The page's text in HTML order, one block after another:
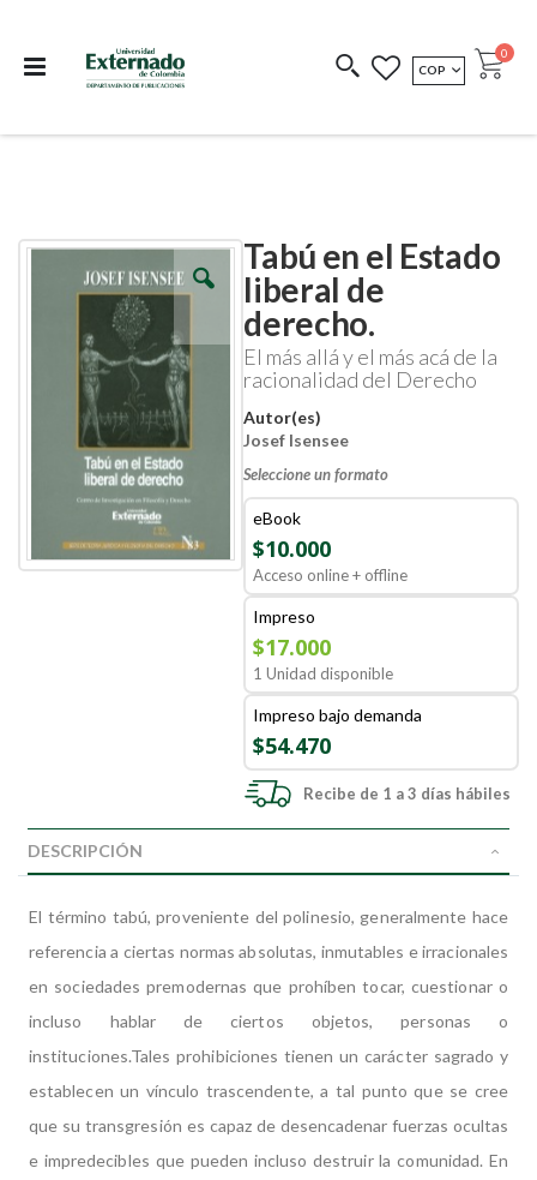
COEDICIONES REDIMIR CÓDIGO
MONEDA
COP Cart
0
Tabú en el Estado
liberal de
derecho.
El más allá y el más acá de la
racionalidad del Derecho
Autor(es)
Josef Isensee
Seleccione un formato
eBook
$10.000
Acceso online + offline
Impreso
$17.000
1 Unidad disponible
Impreso bajo demanda
$54.470
Recibe de 1 a 3 días hábiles
Skip
Skip
DESCRIPCIÓN
El término tabú, proveniente del polinesio, generalmente hace
referencia a ciertas normas absolutas, inmutables e irracionales
en sociedades premodernas que prohíben tocar, cuestionar o
incluso hablar de ciertos objetos, personas o
instituciones.Tales prohibiciones tienen un carácter sagrado y
establecen un vínculo trascendente, a tal punto que se cree
que su transgresión es capaz de desencadenar fuerzas ocultas
e impredecibles que pueden incluso destruir la comunidad. En